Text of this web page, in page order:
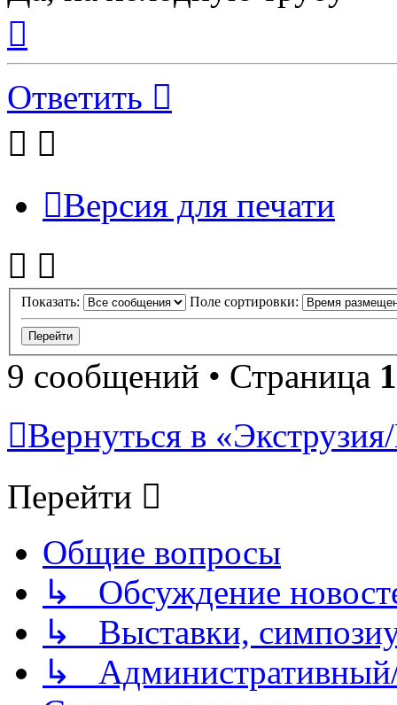
началу
Ответить
Версия для печати
Показать: Поле сортировки:
9 сообщений • Страница 1
Вернуться в
Перейти
Общие вопросы
↳ Обсуждение
↳ Выставки,
↳